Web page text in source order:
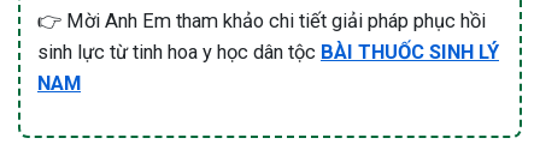
👉 Mời Anh Em tham khảo chi tiết giải pháp phục hồi
sinh lực từ tinh hoa y học dân tộc BÀI THUỐC SINH LÝ
NAM